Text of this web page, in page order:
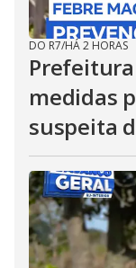
DO R7/HÁ 2 HORAS
medidas
suspeita